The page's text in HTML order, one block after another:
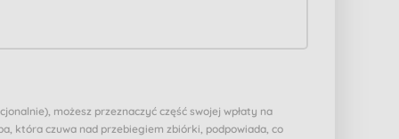
możesz przeznaczyć część swojej wpłaty na
która czuwa nad przebiegiem zbiórki, podpowiada, co